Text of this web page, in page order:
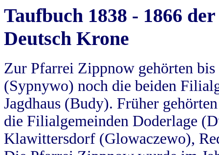
Taufbuch 1838 - 1866
Deutsch Krone
Zur Pfarrei Zippnow gehörten
(Sypnywo) noch die beiden
Jagdhaus (Budy). Früher
die Filialgemeinden Doderlage
Klawittersdorf (Glowaczewo),